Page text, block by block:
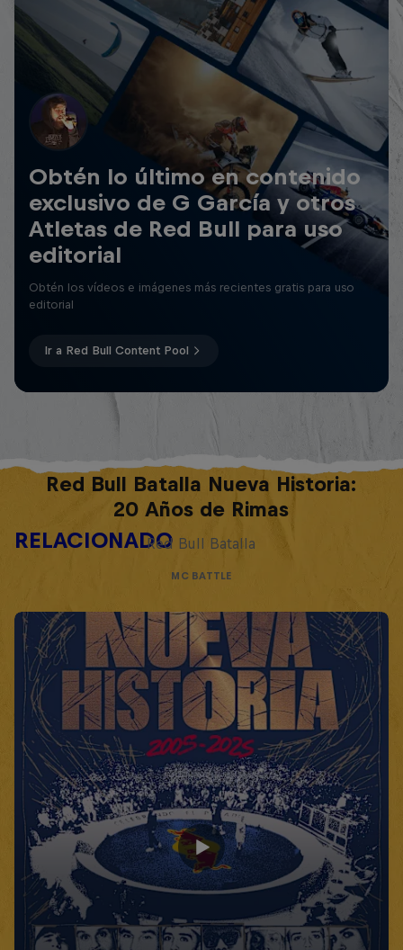
Obtén lo último en contenido
exclusivo de G García y otros
Atletas de Red Bull para uso
editorial
Obtén los vídeos e imágenes más recientes gratis para uso
editorial
Ir a Red Bull Content Pool
RELACIONADO
Red Bull Batalla Nueva Historia:
20 Años de Rimas
Red Bull Batalla
MC BATTLE